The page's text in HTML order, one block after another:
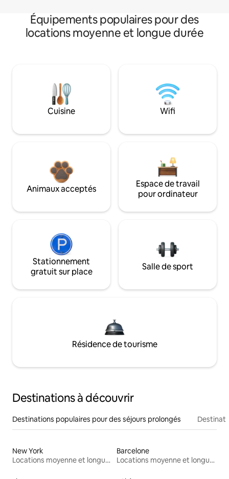
Équipements populaires pour des
locations moyenne et longue durée
Cuisine Wifi
Animaux acceptés
Espace de travail
pour ordinateur
Stationnement
gratuit sur place
Salle de sport
Résidence de tourisme
Destinations à découvrir
Destinations populaires pour des séjours prolongés
New York
Locations moyenne et longue durée
Barcelone
Locations moyenne et longue durée